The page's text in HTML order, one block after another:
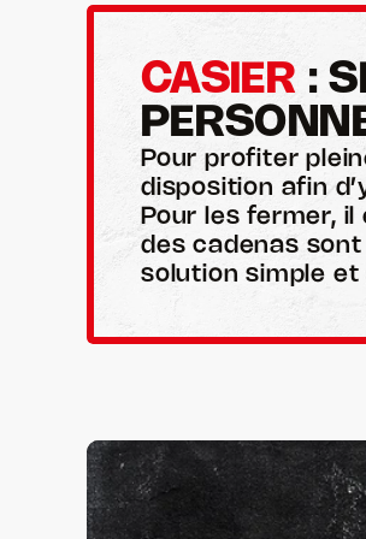
CASIER :
Pour profiter
disposition afin
Pour les fermer,
des cadenas sont
solution simple